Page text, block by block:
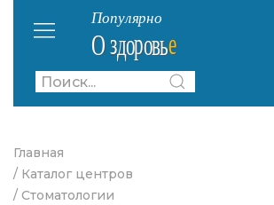
Главная
/ Каталог центров
/ Стоматологии